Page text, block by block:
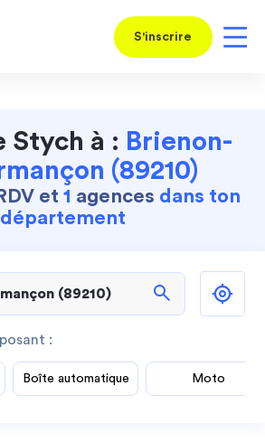
S'inscrire
Stych à : Brienon-
(89210)
et 1 agences dans ton
département
search
:
Boîte automatique Moto